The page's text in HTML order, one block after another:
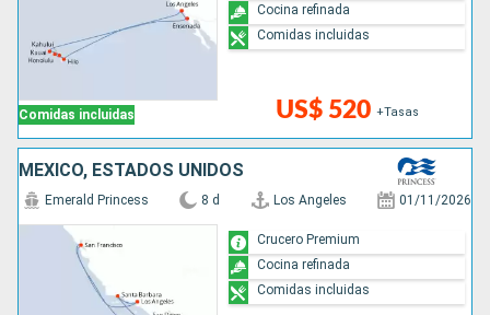
Comidas incluidas US$ 520 +Tasas
Cocina refinada
Comidas incluidas
MÉXICO, ESTADOS UNIDOS
Emerald Princess 8 d Los Angeles 01/11/2026
Crucero Premium
Cocina refinada
Comidas incluidas